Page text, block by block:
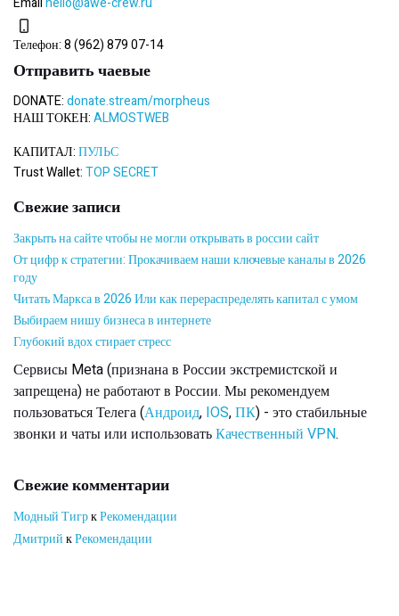
Телефон:8 (962) 879 07-14
Отправить чаевые
DONATE:donate.stream/morpheus
НАШ ТОКЕН:ALMOSTWEB
КАПИТАЛ:ПУЛЬС
Trust Wallet:TOP SECRET
Свежие записи
Закрыть на сайте чтобы не могли открывать в россии сайт
От цифр к стратегии: Прокачиваем наши ключевые каналы в 2026
году
Читать Маркса в 2026 Или как перераспределять капитал с умом
Выбираем нишу бизнеса в интернете
Глубокий вдох стирает стресс
Сервисы Meta (признана в России экстремистской и
запрещена) не работают в России. Мы рекомендуем
пользоваться Телега (Андроид, IOS,ПК) - это стабильные
звонки и чаты или использоватьКачественный VPN.
Свежие комментарии
Модный ТигркРекомендации
ДмитрийкРекомендации